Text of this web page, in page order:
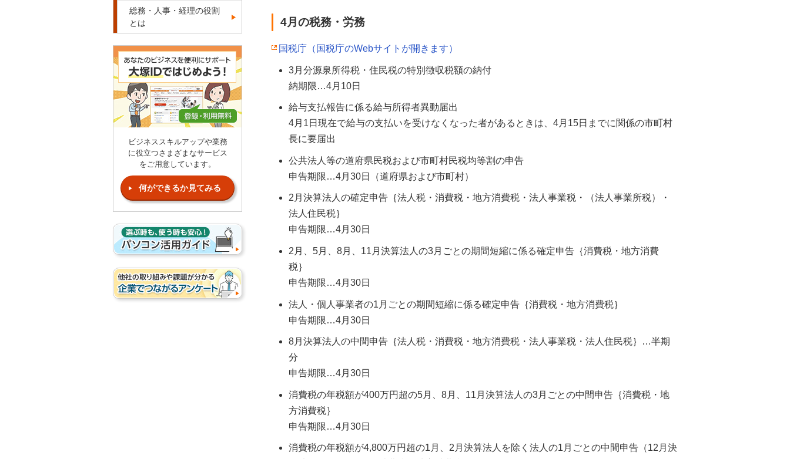
4月の税務・労務
国税庁（国税庁のWebサイトが開きます）
3月分源泉所得税・住民税の特別徴収税額の納付
納期限…4月10日
給与支払報告に係る給与所得者異動届出
4月1日現在で給与の支払いを受けなくなった者があるときは、4月15日までに関係の市町村
長に要届出
公共法人等の道府県民税および市町村民税均等割の申告
申告期限…4月30日（道府県および市町村）
2月決算法人の確定申告｛法人税・消費税・地方消費税・法人事業税・（法人事業所税）・
法人住民税｝
申告期限…4月30日
2月、5月、8月、11月決算法人の3月ごとの期間短縮に係る確定申告｛消費税・地方消費
税｝
申告期限…4月30日
法人・個人事業者の1月ごとの期間短縮に係る確定申告｛消費税・地方消費税｝
申告期限…4月30日
8月決算法人の中間申告｛法人税・消費税・地方消費税・法人事業税・法人住民税｝…半期
分
申告期限…4月30日
消費税の年税額が400万円超の5月、8月、11月決算法人の3月ごとの中間申告｛消費税・地
方消費税｝
申告期限…4月30日
消費税の年税額が4,800万円超の1月、2月決算法人を除く法人の1月ごとの中間申告（12月決
総務・人事・経理の役割
とは
ビジネススキルアップや業務
に役立つさまざまなサービス
をご用意しています。
何ができるか見てみる